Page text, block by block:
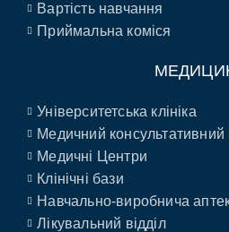
Вартість навчання
Приймальна коміся
Університетська клініка
Медичний консультативний
Медичні Центри
Клінічні бази
Навчально-виробнича
Лікувальний відділ